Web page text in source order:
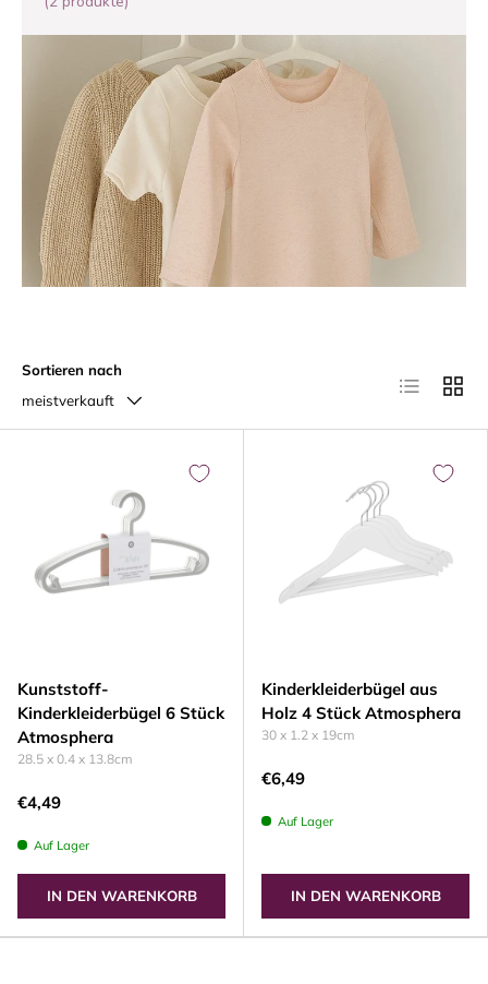
Sortieren nach
meistverkauft
Produktliste
Kunststoff-
Kinderkleiderbügel 6 Stück
Atmosphera
28.5 x 0.4 x 13.8cm
€4,49
Auf Lager
IN DEN WARENKORB
Kinderkleiderbügel aus
Holz 4 Stück Atmosphera
30 x 1.2 x 19cm
€6,49
Auf Lager
IN DEN WARENKORB